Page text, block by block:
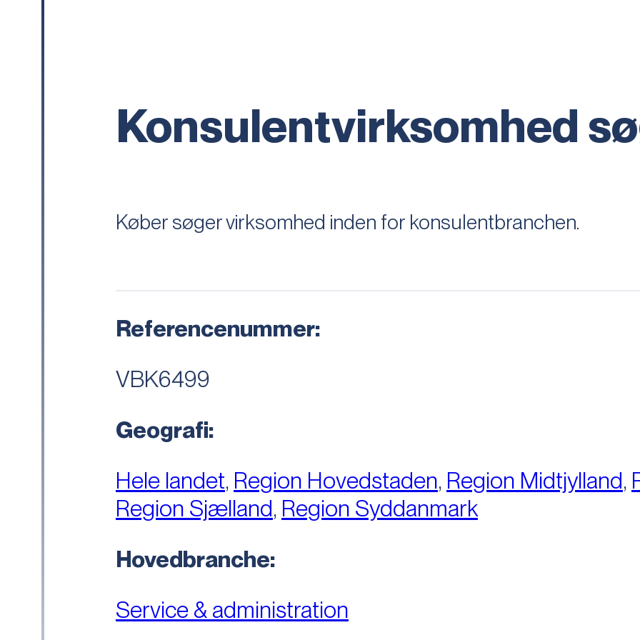
Konsulentvirksomhed
Køber søger virksomhed inden for konsulentbranchen.
Referencenummer:
VBK6499
Geografi:
Hele landet, Region Hovedstaden, Region Midtjylland,
Region Sjælland, Region Syddanmark
Hovedbranche:
Service & administration